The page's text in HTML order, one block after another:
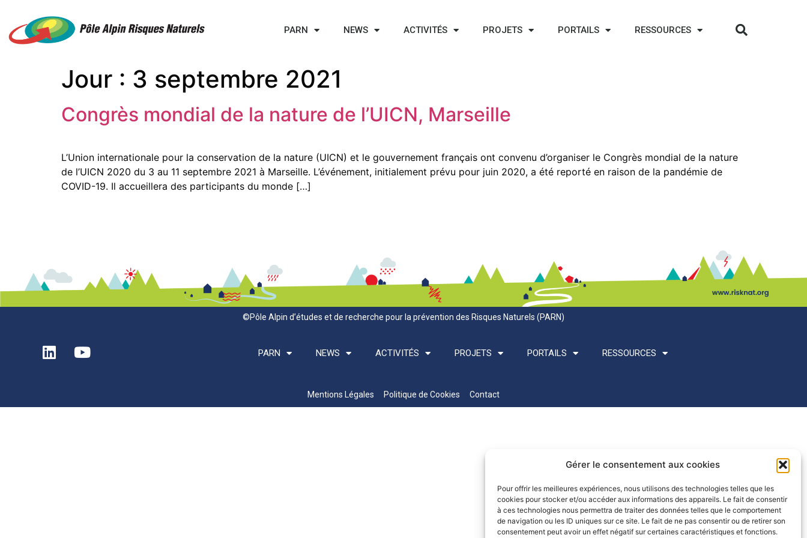
Gérer le consentement aux cookies
Pour offrir les meilleures expériences, nous utilisons des technologies telles que les
cookies pour stocker et/ou accéder aux informations des appareils. Le fait de consentir
à ces technologies nous permettra de traiter des données telles que le comportement
de navigation ou les ID uniques sur ce site. Le fait de ne pas consentir ou de retirer son
consentement peut avoir un effet négatif sur certaines caractéristiques et fonctions.
PARN NEWS ACTIVITÉS PROJETS PORTAILS RESSOURCES
Jour : 3 septembre 2021
Congrès mondial de la nature de l’UICN, Marseille
L’Union internationale pour la conservation de la nature (UICN) et le gouvernement français ont convenu d’organiser le Congrès mondial de la nature
de l’UICN 2020 du 3 au 11 septembre 2021 à Marseille. L’événement, initialement prévu pour juin 2020, a été reporté en raison de la pandémie de
COVID-19. Il accueillera des participants du monde […]
©Pôle Alpin d’études et de recherche pour la prévention des Risques Naturels (PARN)
PARN NEWS ACTIVITÉS PROJETS PORTAILS RESSOURCES
Mentions Légales Politique de Cookies Contact